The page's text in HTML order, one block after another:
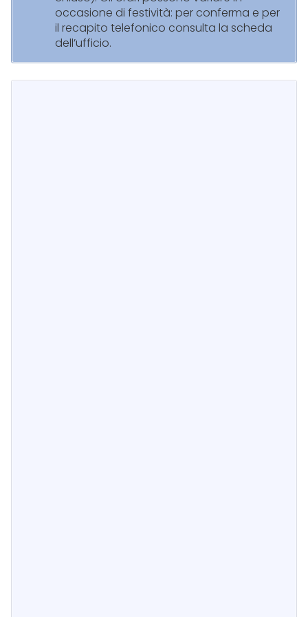
occasione di festività: per conferma e per
il recapito telefonico consulta la scheda
dell’ufficio.